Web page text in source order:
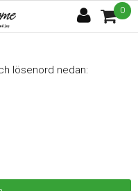
0
lösenord nedan: